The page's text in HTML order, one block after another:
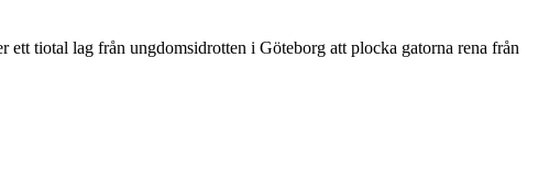
tiotal lag från ungdomsidrotten i Göteborg att plocka gatorna rena från